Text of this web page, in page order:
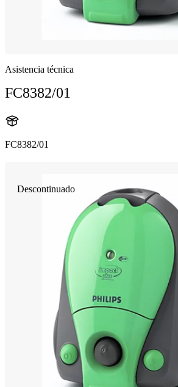
Asistencia técnica
FC8382/01
FC8382/01
Descontinuado